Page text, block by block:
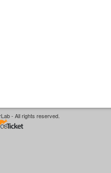
- All rights reserved.